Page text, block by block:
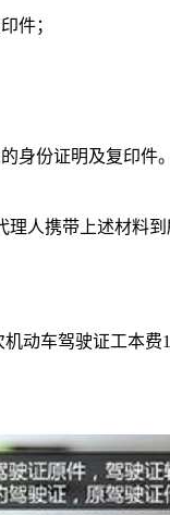
件；
身份证明及复印件
理人携带上述材料
动车驾驶证工本